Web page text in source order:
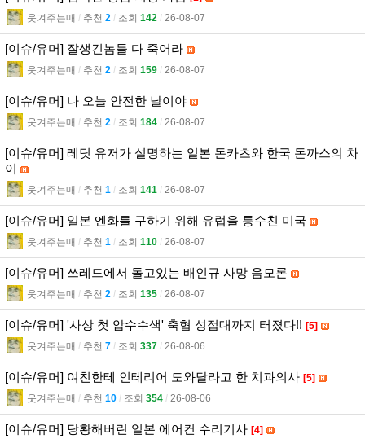
웃겨주는매 l 추천 2 l 조회 142 l 26-08-07
[이슈/유머] 잘생긴놈들 다 죽어라
웃겨주는매 l 추천 2 l 조회 159 l 26-08-07
[이슈/유머] 나 오늘 안전한 날이야
웃겨주는매 l 추천 2 l 조회 184 l 26-08-07
[이슈/유머] 레딧 유저가 설명하는 일본 돈카츠와 한국 돈까스의 차
이
웃겨주는매 l 추천 1 l 조회 141 l 26-08-07
[이슈/유머] 일본 엔화를 구하기 위해 유럽을 통수친 미국
웃겨주는매 l 추천 1 l 조회 110 l 26-08-07
[이슈/유머] 쓰레드에서 돌고있는 배인규 사망 음모론
웃겨주는매 l 추천 2 l 조회 135 l 26-08-07
[이슈/유머] '사상 첫 압수수색' 축협 성접대까지 터졌다!! [5]
웃겨주는매 l 추천 7 l 조회 337 l 26-08-06
[이슈/유머] 여친한테 인테리어 도와달라고 한 치과의사 [5]
웃겨주는매 l 추천 10 l 조회 354 l 26-08-06
[이슈/유머] 당황해버린 일본 에어컨 수리기사 [4]